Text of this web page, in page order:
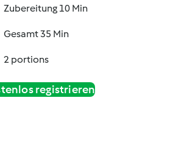
Zubereitung 10 Min
Gesamt 35 Min
2 portions
registrieren